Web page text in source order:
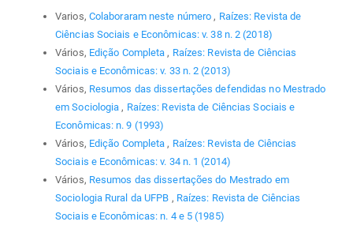
Varios, Colaboraram neste número , Raízes: Revista de
Ciências Sociais e Econômicas: v. 38 n. 2 (2018)
Vários, Edição Completa , Raízes: Revista de Ciências
Sociais e Econômicas: v. 33 n. 2 (2013)
Vários, Resumos das dissertações defendidas no Mestrado
em Sociologia , Raízes: Revista de Ciências Sociais e
Econômicas: n. 9 (1993)
Vários, Edição Completa , Raízes: Revista de Ciências
Sociais e Econômicas: v. 34 n. 1 (2014)
Vários, Resumos das dissertações do Mestrado em
Sociologia Rural da UFPB , Raízes: Revista de Ciências
Sociais e Econômicas: n. 4 e 5 (1985)